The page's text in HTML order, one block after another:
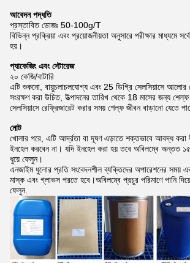
আবেদন পদ্ধতি
প্রস্তাবিত ডোজঃ 50-100g/T
বিভিন্ন প্রক্রিয়া এবং প্রয়োজনীয়তা অনুসারে পরীক্ষার মাধ্যমে
হয়।
প্যাকেজিং এবং স্টোরেজ
২০ কেজি/বাটারি
এটি শুকনো, বায়ুচলাচলযোগ্য এবং 25 ডিগ্রি সেলসিয়াসে আলোর
সংরক্ষণ করা উচিত, উত্পাদনের তারিখ থেকে 18 মাসের জন্য
সেলসিয়াসে রেফ্রিজারেট করার সময় শেল্ফ জীবন বাড়ানো যেতে
নোট
খোলার পরে, এটি আর্দ্রতা বা দূষণ এড়াতে শক্তভাবে আবদ্ধ করা
ইনহেল করবেন না। যদি ইনহেল করা হয় তবে অবিলম্বে অন্তত ১৫
ধুয়ে ফেলুন।
এনজাইম ধুলোর প্রতি সংবেদনশীল ব্যক্তিদের অপারেশনের সময়
মাস্ক এবং গ্লাভস পরতে হবে।অবিলম্বে প্রচুর পরিমাণে পানি
ফেলুন.